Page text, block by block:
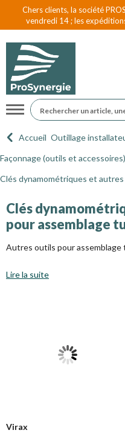
Chers clients, la société
vendredi 14 ; les
Navigation
Accueil Outillage
Façonnage (outils et accessoires)
Clés dynamométriques et
Clés
pour assemblage
Autres outils pour assemblage
Lire la suite
Virax